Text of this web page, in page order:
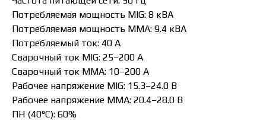
Потребляемая мощность MIG: 8 кВА
Потребляемая мощность ММА: 9.4 кВА
Потребляемый ток: 40 А
Сварочный ток MIG: 25–200 А
Сварочный ток MMA: 10–200 А
Рабочее напряжение MIG: 15.3–24.0 В
Рабочее напряжение ММА: 20.4–28.0 В
ПН (40°C): 60%